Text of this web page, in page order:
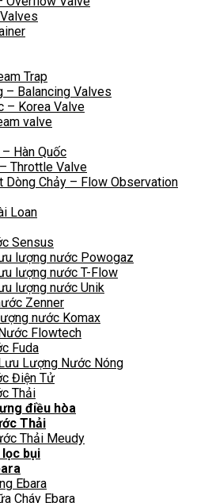
Trap
– Balancing Valves
– Korea Valve
valve
Hàn Quốc
Throttle Valve
Dòng Chảy – Flow Observation
Loan
Sensus
lượng nước Powogaz
lượng nước T-Flow
lượng nước Unik
Zenner
nước Komax
Flowtech
Fuda
Lượng Nước Nóng
Điện Tử
Thải
điều hòa
Thải
Thải Meudy
bụi
Ebara
Cháy Ebara